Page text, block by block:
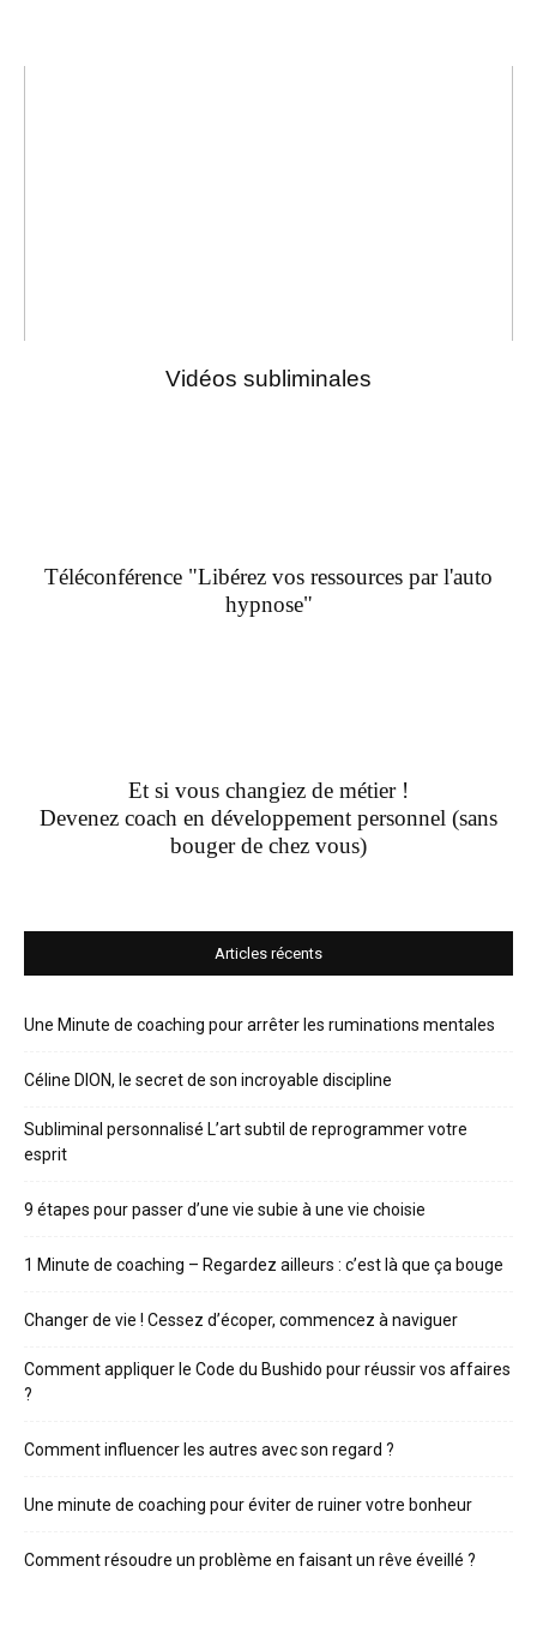
Vidéos subliminales
Téléconférence "Libérez vos ressources par l'auto
hypnose"
Et si vous changiez de métier !
Devenez coach en développement personnel (sans
bouger de chez vous)
Articles récents
Une Minute de coaching pour arrêter les ruminations mentales
Céline DION, le secret de son incroyable discipline
Subliminal personnalisé L’art subtil de reprogrammer votre
esprit
9 étapes pour passer d’une vie subie à une vie choisie
1 Minute de coaching – Regardez ailleurs : c’est là que ça bouge
Changer de vie ! Cessez d’écoper, commencez à naviguer
Comment appliquer le Code du Bushido pour réussir vos affaires
?
Comment influencer les autres avec son regard ?
Une minute de coaching pour éviter de ruiner votre bonheur
Comment résoudre un problème en faisant un rêve éveillé ?